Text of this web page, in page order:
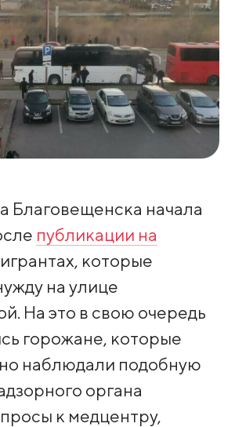
Благовещенска начала
публикации на
которые
на улице
На это в свою очередь
горожане, которые
наблюдали подобную
органа
к медцентру,